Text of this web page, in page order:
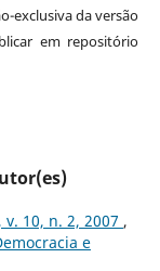
exclusiva da versão
em repositório
10, n. 2, 2007 ,
e